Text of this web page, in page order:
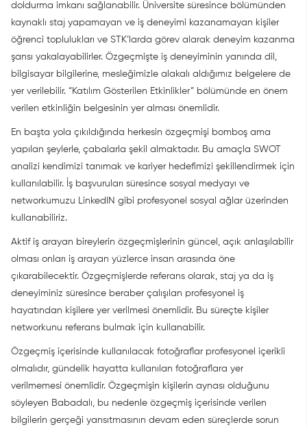
doldurma imkanı sağlanabilir. Üniversite süresince bölümünden
kaynaklı staj yapamayan ve iş deneyimi kazanamayan kişiler
öğrenci toplulukları ve STK’larda görev alarak deneyim kazanma
şansı yakalayabilirler. Özgeçmişte iş deneyiminin yanında dil,
bilgisayar bilgilerine, mesleğimizle alakalı aldığımız belgelere de
yer verilebilir. “Katılım Gösterilen Etkinlikler” bölümünde en önem
verilen etkinliğin belgesinin yer alması önemlidir.
En başta yola çıkıldığında herkesin özgeçmişi bomboş ama
yapılan şeylerle, çabalarla şekil almaktadır. Bu amaçla SWOT
analizi kendimizi tanımak ve kariyer hedefimizi şekillendirmek için
kullanılabilir. İş başvuruları süresince sosyal medyayı ve
networkumuzu LinkedIN gibi profesyonel sosyal ağlar üzerinden
kullanabiliriz.
Aktif iş arayan bireylerin özgeçmişlerinin güncel, açık anlaşılabilir
olması onları iş arayan yüzlerce insan arasında öne
çıkarabilecektir. Özgeçmişlerde referans olarak, staj ya da iş
deneyiminiz süresince beraber çalışılan profesyonel iş
hayatından kişilere yer verilmesi önemlidir. Bu süreçte kişiler
networkunu referans bulmak için kullanabilir.
Özgeçmiş içerisinde kullanılacak fotoğraflar profesyonel içerikli
olmalıdır, gündelik hayatta kullanılan fotoğraflara yer
verilmemesi önemlidir. Özgeçmişin kişilerin aynası olduğunu
söyleyen Babadalı, bu nedenle özgeçmiş içerisinde verilen
bilgilerin gerçeği yansıtmasının devam eden süreçlerde sorun